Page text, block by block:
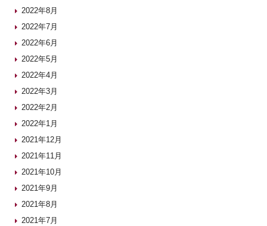
2022年8月
2022年7月
2022年6月
2022年5月
2022年4月
2022年3月
2022年2月
2022年1月
2021年12月
2021年11月
2021年10月
2021年9月
2021年8月
2021年7月